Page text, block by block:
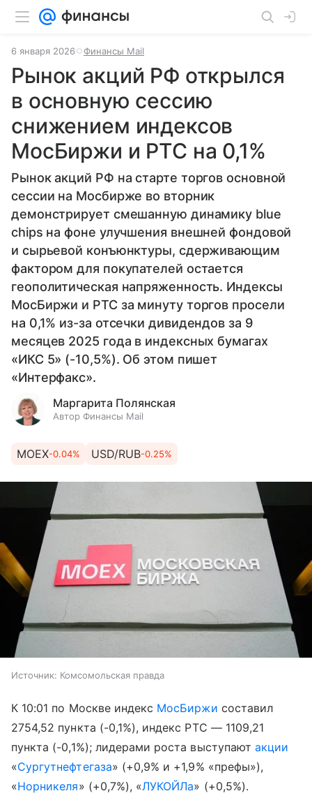
6 января 2026 Финансы Mail
Рынок акций РФ открылся
в основную сессию
снижением индексов
МосБиржи и РТС на 0,1%
Рынок акций РФ на старте торгов основной
сессии на Мосбирже во вторник
демонстрирует смешанную динамику blue
chips на фоне улучшения внешней фондовой
и сырьевой конъюнктуры, сдерживающим
фактором для покупателей остается
геополитическая напряженность. Индексы
МосБиржи и РТС за минуту торгов просели
на 0,1% из-за отсечки дивидендов за 9
месяцев 2025 года в индексных бумагах
«ИКС 5» (-10,5%). Об этом пишет
«Интерфакс».
Маргарита Полянская
Автор Финансы Mail
MOEX-0.04% USD/RUB-0.25%
Источник: Комсомольская правда
К 10:01 по Москве индекс МосБиржи составил
2754,52 пункта (-0,1%), индекс РТС — 1109,21
пункта (-0,1%); лидерами роста выступают акции
«Сургутнефтегаза» (+0,9% и +1,9% «префы»),
«Норникеля» (+0,7%), «ЛУКОЙЛа» (+0,5%).